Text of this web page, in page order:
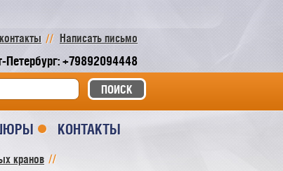
Написать письмо
Петербург: +79892094448
КОНТАКТЫ
кранов